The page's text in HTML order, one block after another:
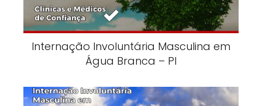
Internação Involuntária Masculina em
Água Branca – PI